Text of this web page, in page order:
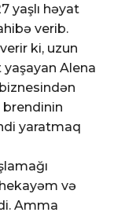
yaşlı həyat
verib.
ki, uzun
Alena
brendinin
yaratmaq
və
Amma